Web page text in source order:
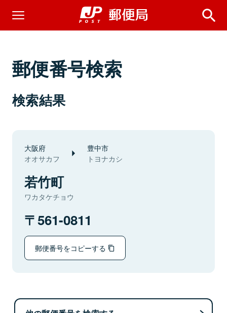
郵便番号検索
検索結果
大阪府
オオサカフ
豊中市
トヨナカシ
若竹町
ワカタケチョウ
561-0811
郵便番号をコピーする